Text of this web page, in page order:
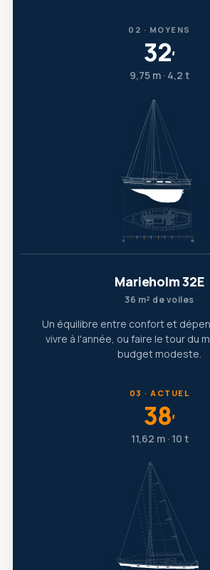
02 · MOYENS
32′
9,75 m · 4,2 t
Marieholm 32E
36 m² de voiles
Un équilibre entre confort et
vivre à l'année, ou faire le tour du
budget modeste.
03 · ACTUEL
38′
11,62 m · 10 t